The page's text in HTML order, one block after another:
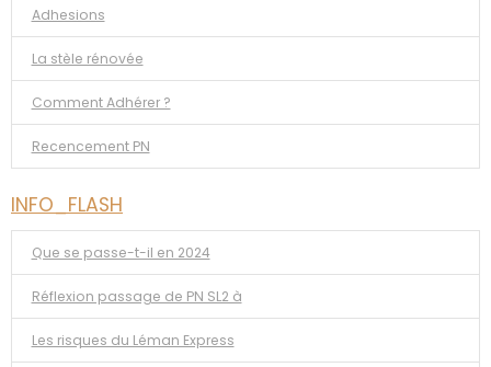
Adhesions
La stèle rénovée
Comment Adhérer ?
Recencement PN
INFO_FLASH
Que se passe-t-il en 2024
Réflexion passage de PN SL2 à
Les risques du Léman Express